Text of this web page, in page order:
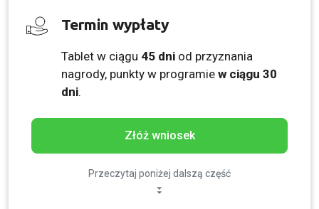
Termin wypłaty
Tablet w ciągu 45 dni od przyznania
nagrody, punkty w programie w ciągu 30
dni.
Złóż wniosek
Przeczytaj poniżej dalszą część